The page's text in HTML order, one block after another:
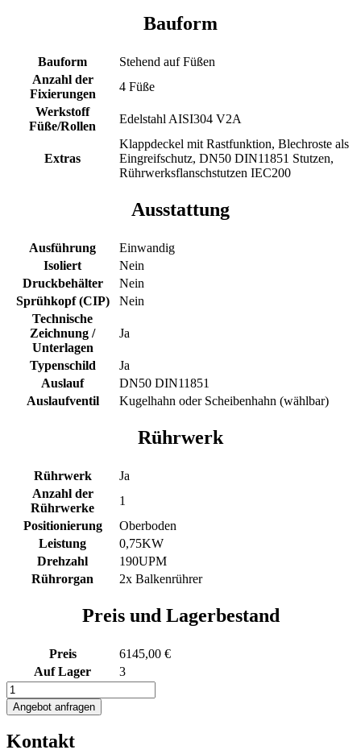
Bauform
Bauform
Stehend auf Füßen
Anzahl der
Fixierungen
4 Füße
Werkstoff
Füße/Rollen
Edelstahl AISI304 V2A
Extras
Klappdeckel mit Rastfunktion, Blechroste als
Eingreifschutz, DN50 DIN11851 Stutzen,
Rührwerksflanschstutzen IEC200
Ausstattung
Ausführung
Einwandig
Isoliert
Nein
Druckbehälter
Nein
Sprühkopf (CIP)
Nein
Technische
Zeichnung /
Unterlagen
Ja
Typenschild
Ja
Auslauf
DN50 DIN11851
Auslaufventil
Kugelhahn oder Scheibenhahn (wählbar)
Rührwerk
Rührwerk
Ja
Anzahl der
Rührwerke
1
Positionierung
Oberboden
Leistung
0,75KW
Drehzahl
190UPM
Rührorgan
2x Balkenrührer
Preis und Lagerbestand
Preis
6145,00 €
Auf Lager
3
904L
Edelstahl
Rührwerksbehälter
Balkenrührwerk
Angebot anfragen
Kontakt